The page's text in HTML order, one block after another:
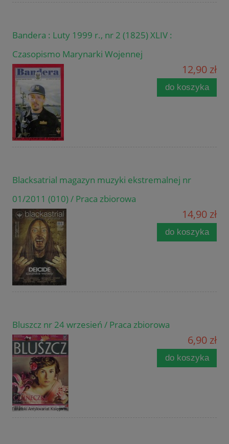
Bandera : Luty 1999 r., nr 2 (1825) XLIV :
Czasopismo Marynarki Wojennej
12,90 zł
do koszyka
Blacksatrial magazyn muzyki ekstremalnej nr
01/2011 (010) / Praca zbiorowa
14,90 zł
do koszyka
Bluszcz nr 24 wrzesień / Praca zbiorowa
6,90 zł
do koszyka